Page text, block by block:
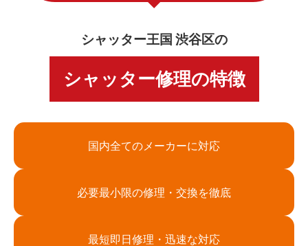
シャッター王国 渋谷区の
シャッター修理の特徴
国内全てのメーカーに対応
必要最小限の修理・交換を徹底
最短即日修理・迅速な対応